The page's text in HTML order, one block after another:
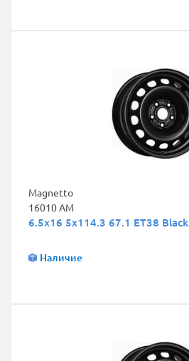
Magnetto
16010 AM
6.5x16 5x114.3 67.1 ET38 Black
Наличие